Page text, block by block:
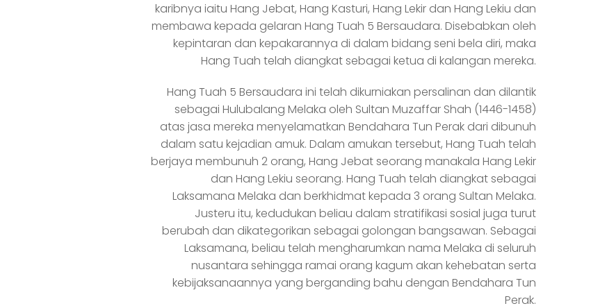
karibnya iaitu Hang Jebat, Hang Kasturi, Hang Lekir dan Hang Lekiu dan
membawa kepada gelaran Hang Tuah 5 Bersaudara. Disebabkan oleh
kepintaran dan kepakarannya di dalam bidang seni bela diri, maka
Hang Tuah telah diangkat sebagai ketua di kalangan mereka.
Hang Tuah 5 Bersaudara ini telah dikurniakan persalinan dan dilantik
sebagai Hulubalang Melaka oleh Sultan Muzaffar Shah (1446-1458)
atas jasa mereka menyelamatkan Bendahara Tun Perak dari dibunuh
dalam satu kejadian amuk. Dalam amukan tersebut, Hang Tuah telah
berjaya membunuh 2 orang, Hang Jebat seorang manakala Hang Lekir
dan Hang Lekiu seorang. Hang Tuah telah diangkat sebagai
Laksamana Melaka dan berkhidmat kepada 3 orang Sultan Melaka.
Justeru itu, kedudukan beliau dalam stratifikasi sosial juga turut
berubah dan dikategorikan sebagai golongan bangsawan. Sebagai
Laksamana, beliau telah mengharumkan nama Melaka di seluruh
nusantara sehingga ramai orang kagum akan kehebatan serta
kebijaksanaannya yang berganding bahu dengan Bendahara Tun
Perak.